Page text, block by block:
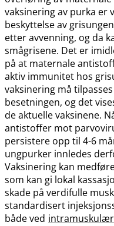
vaksinering av purka er
beskyttelse av
etter avvenning, og da
smågrisene. Det er
på at maternale
aktiv immunitet hos
vaksinering må
besetningen, og det
de aktuelle vaksinene.
antistoffer mot
persistere opp til 4-6
ungpurker innledes
Vaksinering kan
som kan gi lokal
skade på verdifulle
standardisert
både ved intramuskulær